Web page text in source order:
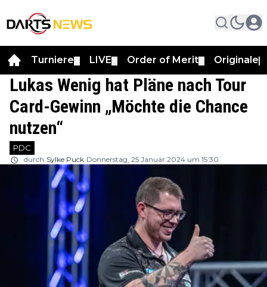
Turniere LIVE Order of Merit Originale
Lukas Wenig hat Pläne nach Tour
Card-Gewinn „Möchte die Chance
nutzen“
PDC
durch Sylke Puck Donnerstag, 25 Januar 2024 um 15:30